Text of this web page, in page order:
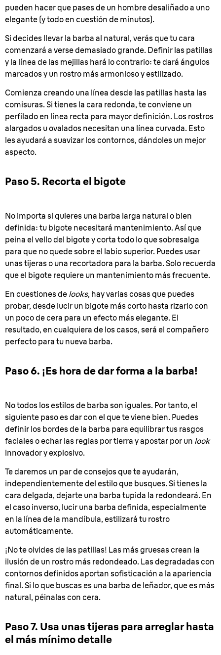
pueden hacer que pases de un hombre desaliñado a uno
elegante (y todo en cuestión de minutos).
Si decides llevar la barba al natural, verás que tu cara
comenzará a verse demasiado grande. Definir las patillas
y la línea de las mejillas hará lo contrario: te dará ángulos
marcados y un rostro más armonioso y estilizado.
Comienza creando una línea desde las patillas hasta las
comisuras. Si tienes la cara redonda, te conviene un
perfilado en línea recta para mayor definición. Los rostros
alargados u ovalados necesitan una línea curvada. Esto
les ayudará a suavizar los contornos, dándoles un mejor
aspecto.
Paso 5. Recorta el bigote
No importa si quieres una barba larga natural o bien
definida: tu bigote necesitará mantenimiento. Así que
peina el vello del bigote y corta todo lo que sobresalga
para que no quede sobre el labio superior. Puedes usar
unas tijeras o una recortadora para la barba. Solo recuerda
que el bigote requiere un mantenimiento más frecuente.
En cuestiones de looks, hay varias cosas que puedes
probar, desde lucir un bigote más corto hasta rizarlo con
un poco de cera para un efecto más elegante. El
resultado, en cualquiera de los casos, será el compañero
perfecto para tu nueva barba.
Paso 6. ¡Es hora de dar forma a la barba!
No todos los estilos de barba son iguales. Por tanto, el
siguiente paso es dar con el que te viene bien. Puedes
definir los bordes de la barba para equilibrar tus rasgos
faciales o echar las reglas por tierra y apostar por un look
innovador y explosivo.
Te daremos un par de consejos que te ayudarán,
independientemente del estilo que busques. Si tienes la
cara delgada, dejarte una barba tupida la redondeará. En
el caso inverso, lucir una barba definida, especialmente
en la línea de la mandíbula, estilizará tu rostro
automáticamente.
¡No te olvides de las patillas! Las más gruesas crean la
ilusión de un rostro más redondeado. Las degradadas con
contornos definidos aportan sofisticación a la apariencia
final. Si lo que buscas es una barba de leñador, que es más
natural, péinalas con cera.
Paso 7. Usa unas tijeras para arreglar hasta
el más mínimo detalle